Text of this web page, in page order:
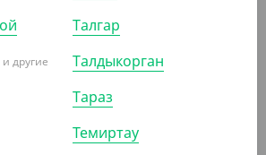
другие
Талгар
Талдыкорган
Тараз
Темиртау